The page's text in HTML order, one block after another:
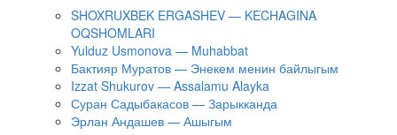
SHOXRUXBEK ERGASHEV — KECHAGINA
OQSHOMLARI
Yulduz Usmonova — Muhabbat
Бактияр Муратов — Энекем менин байлыгым
Izzat Shukurov — Assalamu Alayka
Суран Садыбакасов — Зарыкканда
Эрлан Андашев — Ашыгым